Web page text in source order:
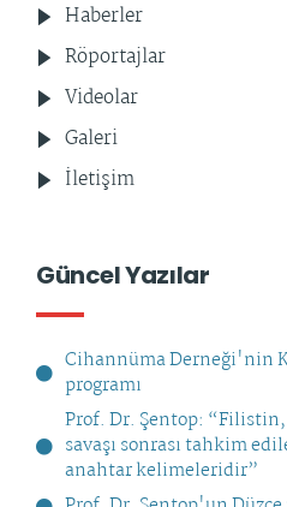
Haberler
Röportajlar
Videolar
Galeri
İletişim
Güncel Yazılar
Cihannüma Derneği'nin
programı
Prof. Dr. Şentop: “Filistin,
savaşı sonrası tahkim
anahtar kelimeleridir”